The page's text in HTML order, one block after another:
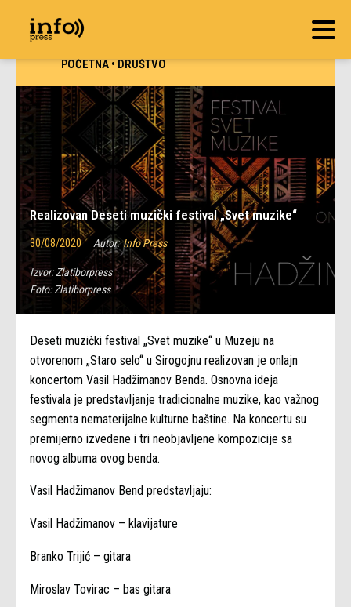
POČETNA•DRUŠTVO
Realizovan Deseti muzički festival „Svet muzike“
30/08/2020 Autor: Info Press
Izvor:Zlatiborpress
Foto:Zlatiborpress
Deseti muzički festival „Svet muzike“ u Muzeju na
otvorenom „Staro selo“ u Sirogojnu realizovan je onlajn
koncertom Vasil Hadžimanov Benda. Osnovna ideja
festivala je predstavljanje tradicionalne muzike, kao važnog
segmenta nematerijalne kulturne baštine. Na koncertu su
premijerno izvedene i tri neobjavljene kompozicije sa
novog albuma ovog benda.
Vasil Hadžimanov Bend predstavljaju:
Vasil Hadžimanov – klavijature
Branko Trijić – gitara
Miroslav Tovirac – bas gitara